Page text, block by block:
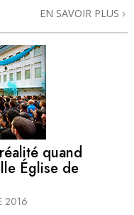
EN SAVOIR PLUS
quand
Église de
2016